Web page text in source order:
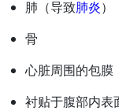
肺（导致肺炎）
骨
心脏周围的包膜
衬贴于腹部内表